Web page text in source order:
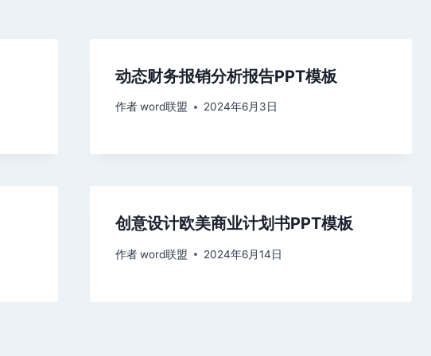
动态财务报销分析报告PPT模板
作者 word联盟 2024年6月3日
创意设计欧美商业计划书PPT模板
作者 word联盟 2024年6月14日